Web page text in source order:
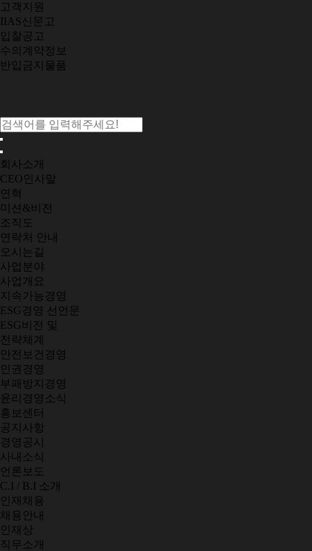
고객지원
IIAS신문고
입찰공고
수의계약정보
반입금지물품
회사소개
CEO인사말
연혁
미션&비전
조직도
연락처 안내
오시는길
사업분야
사업개요
지속가능경영
ESG경영 선언문
ESG비전 및
전략체계
안전보건경영
인권경영
부패방지경영
윤리경영소식
홍보센터
공지사항
경영공시
사내소식
언론보도
C.I / B.I 소개
인재채용
채용안내
인재상
직무소개